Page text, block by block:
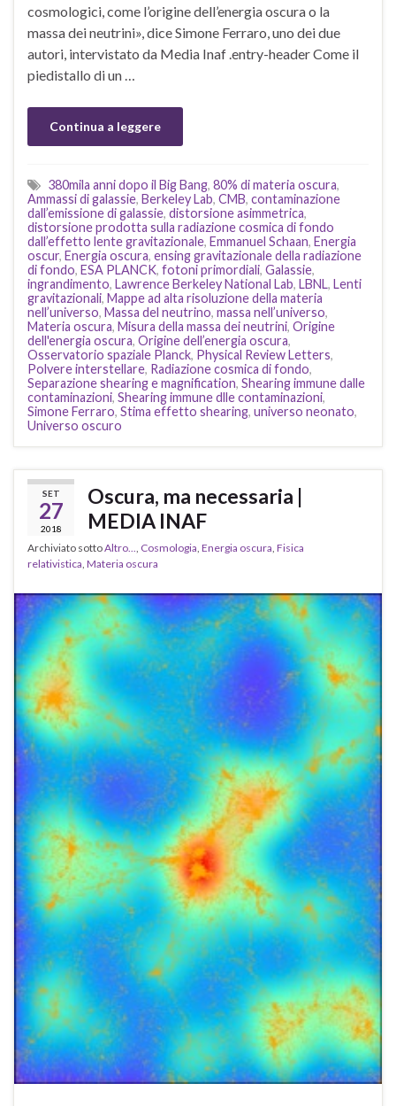
cosmologici, come l’origine dell’energia oscura o la
massa dei neutrini», dice Simone Ferraro, uno dei due
autori, intervistato da Media Inaf .entry-header Come il
piedistallo di un …
Continua a leggere
380mila anni dopo il Big Bang, 80% di materia oscura,
Ammassi di galassie, Berkeley Lab, CMB, contaminazione
dall’emissione di galassie, distorsione asimmetrica,
distorsione prodotta sulla radiazione cosmica di fondo
dall’effetto lente gravitazionale, Emmanuel Schaan, Energia
oscur, Energia oscura, ensing gravitazionale della radiazione
di fondo, ESA PLANCK, fotoni primordiali, Galassie,
ingrandimento, Lawrence Berkeley National Lab, LBNL, Lenti
gravitazionali, Mappe ad alta risoluzione della materia
nell’universo, Massa del neutrino, massa nell’universo,
Materia oscura, Misura della massa dei neutrini, Origine
dell'energia oscura, Origine dell’energia oscura,
Osservatorio spaziale Planck, Physical Review Letters,
Polvere interstellare, Radiazione cosmica di fondo,
Separazione shearing e magnification, Shearing immune dalle
contaminazioni, Shearing immune dlle contaminazioni,
Simone Ferraro, Stima effetto shearing, universo neonato,
Universo oscuro
SET
27
2018
Oscura, ma necessaria |
MEDIA INAF
Archiviato sottoAltro... Cosmologia Energia oscura Fisica
relativistica Materia oscura